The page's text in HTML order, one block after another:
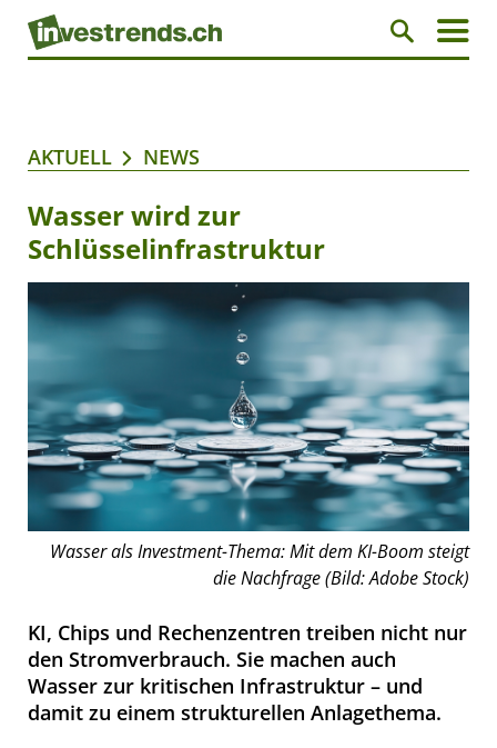
AKTUELL NEWS
Wasser wird zur
Schlüsselinfrastruktur
Wasser als Investment-Thema: Mit dem KI-Boom steigt
die Nachfrage (Bild: Adobe Stock)
KI, Chips und Rechenzentren treiben nicht nur
den Stromverbrauch. Sie machen auch
Wasser zur kritischen Infrastruktur – und
damit zu einem strukturellen Anlagethema.